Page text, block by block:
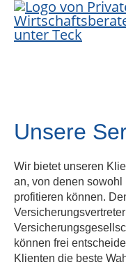
Unsere
Wir bietet unseren
an, von denen
profitieren können.
können frei
Klienten die beste